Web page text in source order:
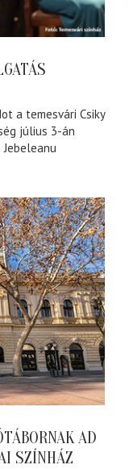
a temesvári Csiky
július 3-án
AD
SZÍNHÁZ